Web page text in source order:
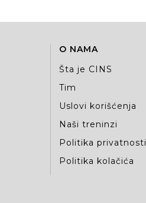
O NAMA
Šta je CINS
Tim
Uslovi korišćenja
Naši treninzi
Politika privatnosti
Politika kolačića